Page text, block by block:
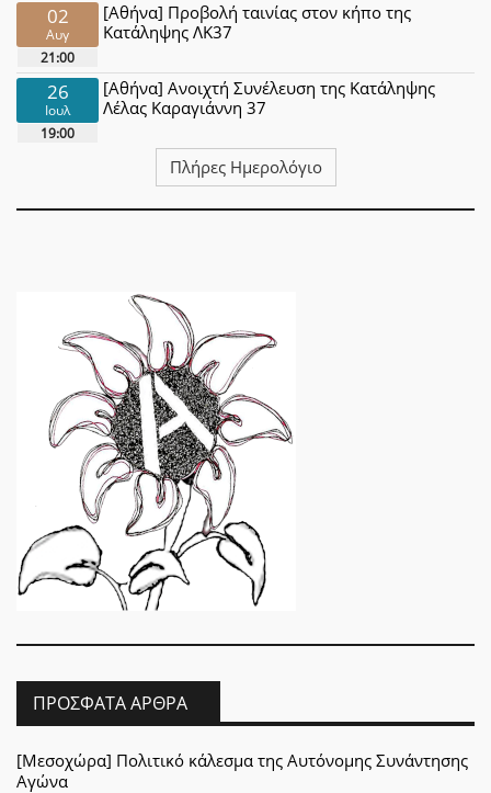
02
Αυγ
21:00
[Αθήνα] Προβολή ταινίας στον κήπο της
Κατάληψης ΛΚ37
26
Ιουλ
19:00
[Αθήνα] Ανοιχτή Συνέλευση της Κατάληψης
Λέλας Καραγιάννη 37
Πλήρες Ημερολόγιο
ΠΡΌΣΦΑΤΑ ΆΡΘΡΑ
[Μεσοχώρα] Πολιτικό κάλεσμα της Αυτόνομης Συνάντησης
Αγώνα